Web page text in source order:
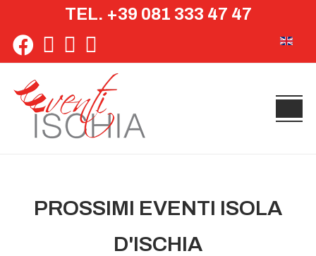
TEL. +39 081 333 47 47
PROSSIMI EVENTI ISOLA
D'ISCHIA